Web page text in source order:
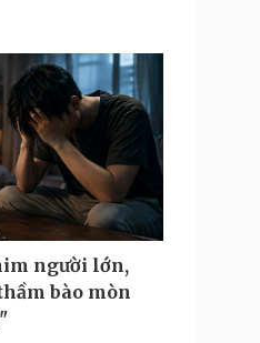
cà phê
nghệ
điệu
nghệ
nghiệm
đổi số
truyện đêm khuya
người lớn,
bào mòn